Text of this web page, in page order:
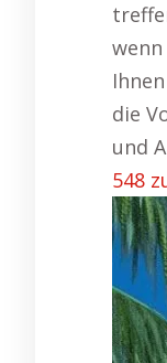
die
und
548